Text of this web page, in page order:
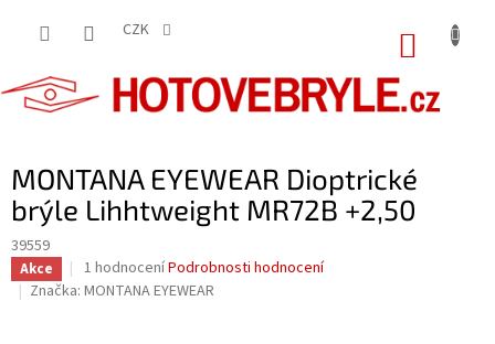
CZK
MONTANA EYEWEAR Dioptrické
brýle Lihhtweight MR72B +2,50
39559
Akce
Průměrné
hodnocení
1 hodnoceníPodrobnosti hodnocení
Značka: MONTANA EYEWEAR